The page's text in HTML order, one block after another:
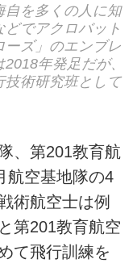
自を多くの人に知
でアクロバット
ーズ」のエンブレ
年発足だが、
技術研究班として
、第201教育航
航空基地隊の4
術航空士は例
第201教育航空
て飛行訓練を